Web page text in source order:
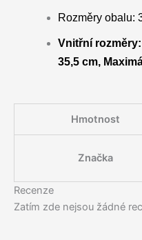
Rozměry obalu:
Vnitřní
35,5 cm,
Hmotnost
Značka
Recenze
Zatím zde nejsou žádné